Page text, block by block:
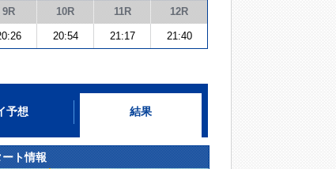
9R 10R 11R 12R
20:54 21:17 21:40
予想 結果
ト情報